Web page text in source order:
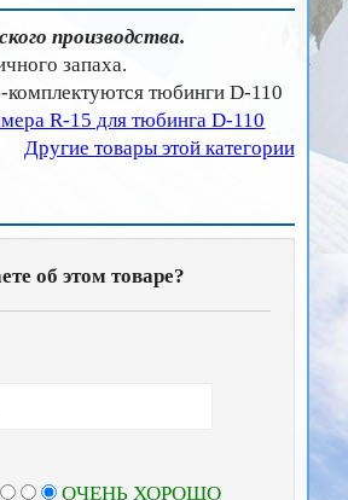
производства.
запаха.
тюбинги D-110
R-15 для тюбинга D-110
Другие товары этой категории
об этом товаре?
ОЧЕНЬ ХОРОШО